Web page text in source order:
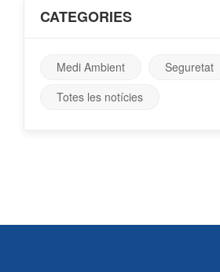
CATEGORIES
Medi Ambient
Seguretat
Totes les notícies